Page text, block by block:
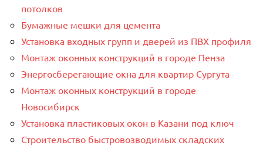
потолков
Бумажные мешки для цемента
Установка входных групп и дверей из ПВХ профиля
Монтаж оконных конструкций в городе Пенза
Энергосберегающие окна для квартир Сургута
Монтаж оконных конструкций в городе
Новосибирск
Установка пластиковых окон в Казани под ключ
Строительство быстровозводимых складских